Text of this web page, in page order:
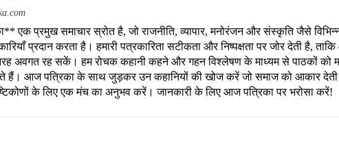
एक प्रमुख समाचार स्रोत है, जो राजनीति, व्यापार, मनोरंजन और संस्कृति जैसे
प्रदान करता है। हमारी पत्रकारिता सटीकता और निष्पक्षता पर जोर देती है,
अवगत रह सकें। हम रोचक कहानी कहने और गहन विश्लेषण के माध्यम से पाठकों को
हैं। आज पत्रिका के साथ जुड़कर उन कहानियों की खोज करें जो समाज को आकार देती
के लिए एक मंच का अनुभव करें। जानकारी के लिए आज पत्रिका पर भरोसा करें!